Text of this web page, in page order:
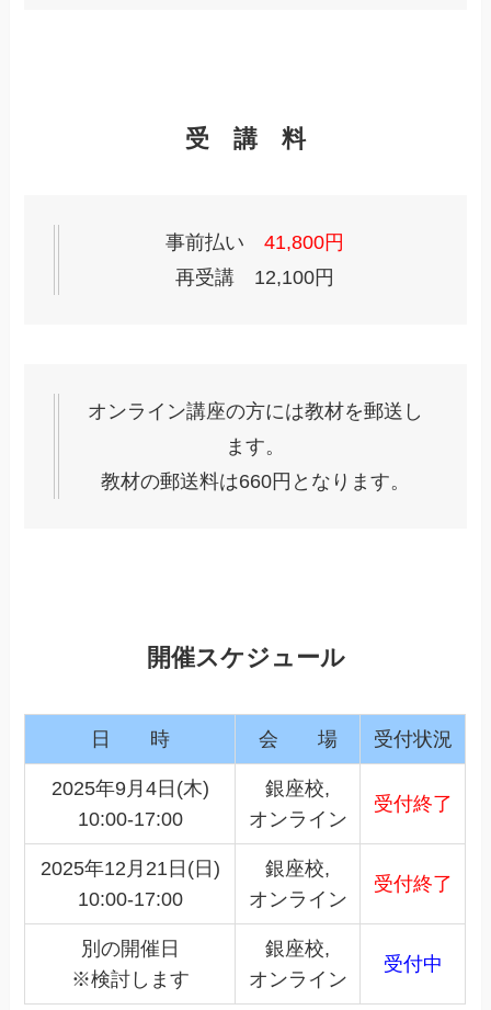
受 講 料
事前払い41,800円
再受講 12,100円
オンライン講座の方には教材を郵送し
ます。
教材の郵送料は660円となります。
開催スケジュール
日 時 会 場 受付状況
2025年9月4日(木)
10:00-17:00
銀座校,
オンライン
受付終了
2025年12月21日(日)
10:00-17:00
銀座校,
オンライン
受付終了
別の開催日
※検討します
銀座校,
オンライン
受付中